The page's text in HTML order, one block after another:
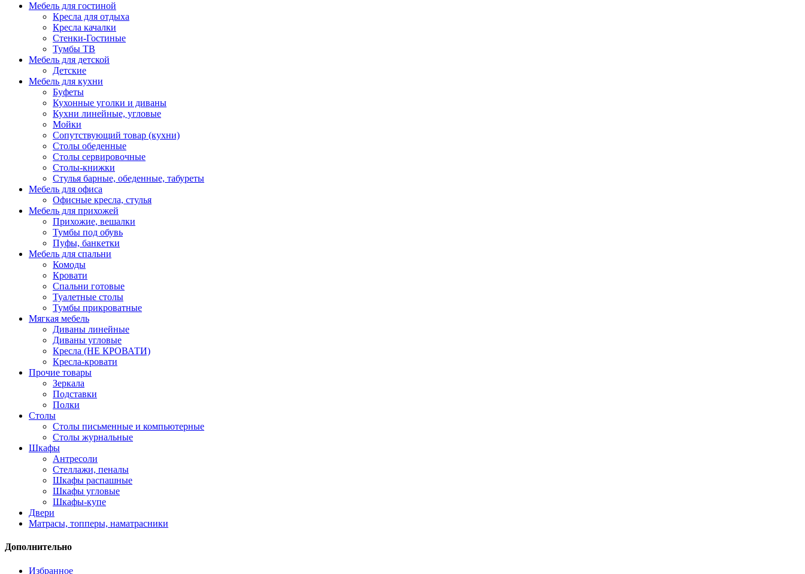
Мебель для гостиной
Кресла для отдыха
Кресла качалки
Стенки-Гостиные
Тумбы ТВ
Мебель для детской
Детские
Мебель для кухни
Буфеты
Кухонные уголки и диваны
Кухни линейные, угловые
Мойки
Сопутствующий товар (кухни)
Столы обеденные
Столы сервировочные
Столы-книжки
Стулья барные, обеденные, табуреты
Мебель для офиса
Офисные кресла, стулья
Мебель для прихожей
Прихожие, вешалки
Тумбы под обувь
Пуфы, банкетки
Мебель для спальни
Комоды
Кровати
Спальни готовые
Туалетные столы
Тумбы прикроватные
Мягкая мебель
Диваны линейные
Диваны угловые
Кресла (НЕ КРОВАТИ)
Кресла-кровати
Прочие товары
Зеркала
Подставки
Полки
Столы
Столы письменные и компьютерные
Столы журнальные
Шкафы
Антресоли
Стеллажи, пеналы
Шкафы распашные
Шкафы угловые
Шкафы-купе
Двери
Матрасы, топперы, наматрасники
Дополнительно
Избранное